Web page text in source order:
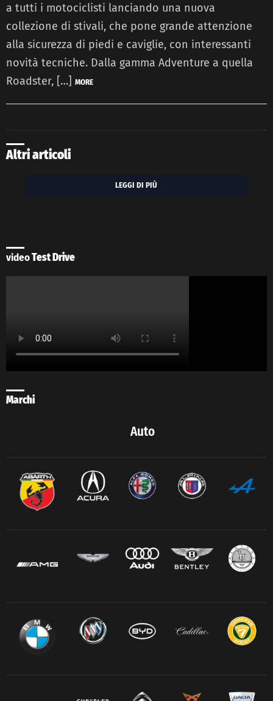
a tutti i motociclisti lanciando una nuova
collezione di stivali, che pone grande attenzione
alla sicurezza di piedi e caviglie, con interessanti
novità tecniche. Dalla gamma Adventure a quella
Roadster, […] MORE
Altri articoli
LEGGI DI PIÙ
videoTest Drive
Marchi
Auto